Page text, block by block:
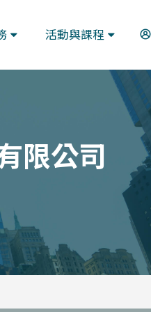
活動與課程
限公司